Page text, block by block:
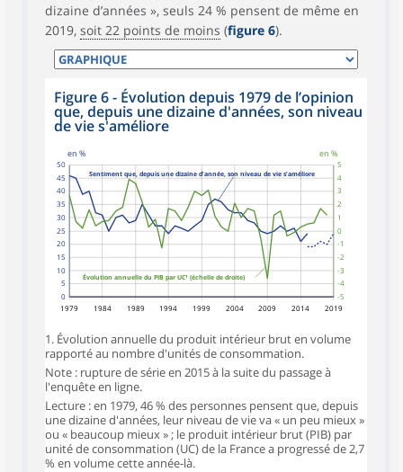
dizaine d’années », seuls 24 % pensent de même en
2019, soit 22 points de moins (figure 6).
Figure 6 - Évolution depuis 1979 de l’opinion
que, depuis une dizaine d'années, son niveau
de vie s'améliore
0
5
10
15
20
25
30
35
40
45
50
-5
-4
-3
-2
-1
0
1
2
3
4
5
en % en %
1979 1984 1989 1994 1999 2004 2009 2014 2019
Sentiment que, depuis une dizaine d’année, son niveau de vie s’améliore
Évolution annuelle du PIB par UC¹ (échelle de droite)
1. Évolution annuelle du produit intérieur brut en volume
rapporté au nombre d'unités de consommation.
Note : rupture de série en 2015 à la suite du passage à
l'enquête en ligne.
Lecture : en 1979, 46 % des personnes pensent que, depuis
une dizaine d'années, leur niveau de vie va « un peu mieux »
ou « beaucoup mieux » ; le produit intérieur brut (PIB) par
unité de consommation (UC) de la France a progressé de 2,7
% en volume cette année-là.